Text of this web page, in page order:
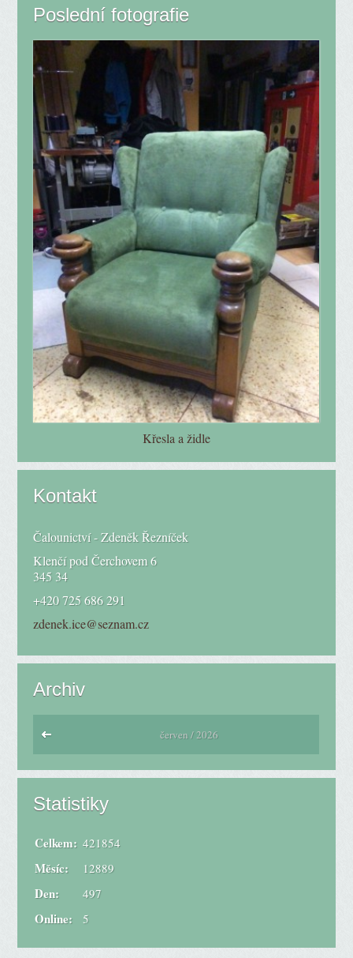
Poslední fotografie
Křesla a židle
Kontakt
Čalounictví - Zdeněk Řezníček
Klenčí pod Čerchovem 6
345 34
+420 725 686 291
zdenek.ice@seznam.cz
Archiv
červen / 2026
Statistiky
Online: 5
Celkem: 421854
Měsíc: 12889
Den: 497